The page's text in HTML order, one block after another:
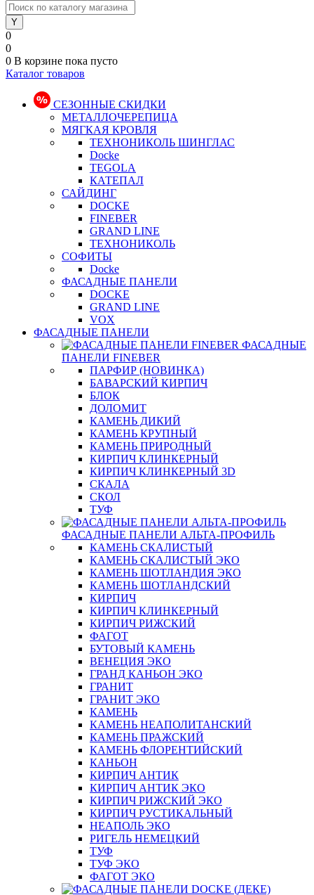
0
0
0 В корзине пока пусто
Каталог товаров
СЕЗОННЫЕ СКИДКИ
МЕТАЛЛОЧЕРЕПИЦА
МЯГКАЯ КРОВЛЯ
ТЕХНОНИКОЛЬ ШИНГЛАС
Docke
TEGOLA
КАТЕПАЛ
САЙДИНГ
DOCKE
FINEBER
GRAND LINE
ТЕХНОНИКОЛЬ
СОФИТЫ
Docke
ФАСАДНЫЕ ПАНЕЛИ
DOCKE
GRAND LINE
VOX
ФАСАДНЫЕ ПАНЕЛИ
ФАСАДНЫЕ
ПАНЕЛИ FINEBER
ПАРФИР (НОВИНКА)
БАВАРСКИЙ КИРПИЧ
БЛОК
ДОЛОМИТ
КАМЕНЬ ДИКИЙ
КАМЕНЬ КРУПНЫЙ
КАМЕНЬ ПРИРОДНЫЙ
КИРПИЧ КЛИНКЕРНЫЙ
КИРПИЧ КЛИНКЕРНЫЙ 3D
СКАЛА
СКОЛ
ТУФ
ФАСАДНЫЕ ПАНЕЛИ АЛЬТА-ПРОФИЛЬ
КАМЕНЬ СКАЛИСТЫЙ
КАМЕНЬ СКАЛИСТЫЙ ЭКО
КАМЕНЬ ШОТЛАНДИЯ ЭКО
КАМЕНЬ ШОТЛАНДСКИЙ
КИРПИЧ
КИРПИЧ КЛИНКЕРНЫЙ
КИРПИЧ РИЖСКИЙ
ФАГОТ
БУТОВЫЙ КАМЕНЬ
ВЕНЕЦИЯ ЭКО
ГРАНД КАНЬОН ЭКО
ГРАНИТ
ГРАНИТ ЭКО
КАМЕНЬ
КАМЕНЬ НЕАПОЛИТАНСКИЙ
КАМЕНЬ ПРАЖСКИЙ
КАМЕНЬ ФЛОРЕНТИЙСКИЙ
КАНЬОН
КИРПИЧ АНТИК
КИРПИЧ АНТИК ЭКО
КИРПИЧ РИЖСКИЙ ЭКО
КИРПИЧ РУСТИКАЛЬНЫЙ
НЕАПОЛЬ ЭКО
РИГЕЛЬ НЕМЕЦКИЙ
ТУФ
ТУФ ЭКО
ФАГОТ ЭКО